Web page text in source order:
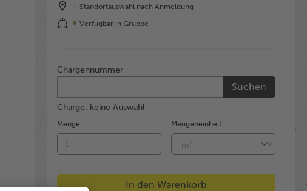
Standortauswahl nach Anmeldung
Verfügbar in Gruppe
Chargennummer
Suchen
Charge: keine Auswahl
Menge Mengeneinheit
In den Warenkorb